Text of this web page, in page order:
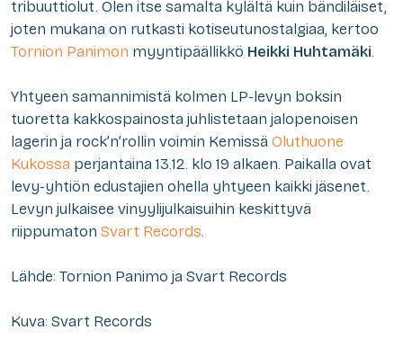
tribuuttiolut. Olen itse samalta kylältä kuin bändiläiset,
joten mukana on rutkasti kotiseutunostalgiaa, kertoo
Tornion Panimon myyntipäällikkö Heikki Huhtamäki.
Yhtyeen samannimistä kolmen LP-levyn boksin
tuoretta kakkospainosta juhlistetaan jalopenoisen
lagerin ja rock’n’rollin voimin Kemissä Oluthuone
Kukossa perjantaina 13.12. klo 19 alkaen. Paikalla ovat
levy-yhtiön edustajien ohella yhtyeen kaikki jäsenet.
Levyn julkaisee vinyylijulkaisuihin keskittyvä
riippumaton Svart Records.
Lähde: Tornion Panimo ja Svart Records
Kuva: Svart Records